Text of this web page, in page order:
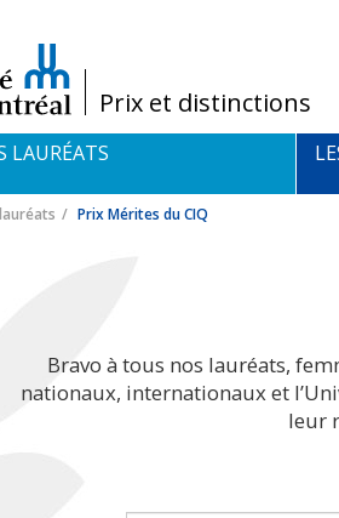
/Prix et distinctions
LAURÉATS
Prix Mérites du CIQ
Bravo à tous nos lauréats,
nationaux, internationaux et
leur